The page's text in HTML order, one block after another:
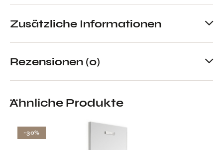
Zusätzliche Informationen
Rezensionen (0)
Ähnliche Produkte
-30%